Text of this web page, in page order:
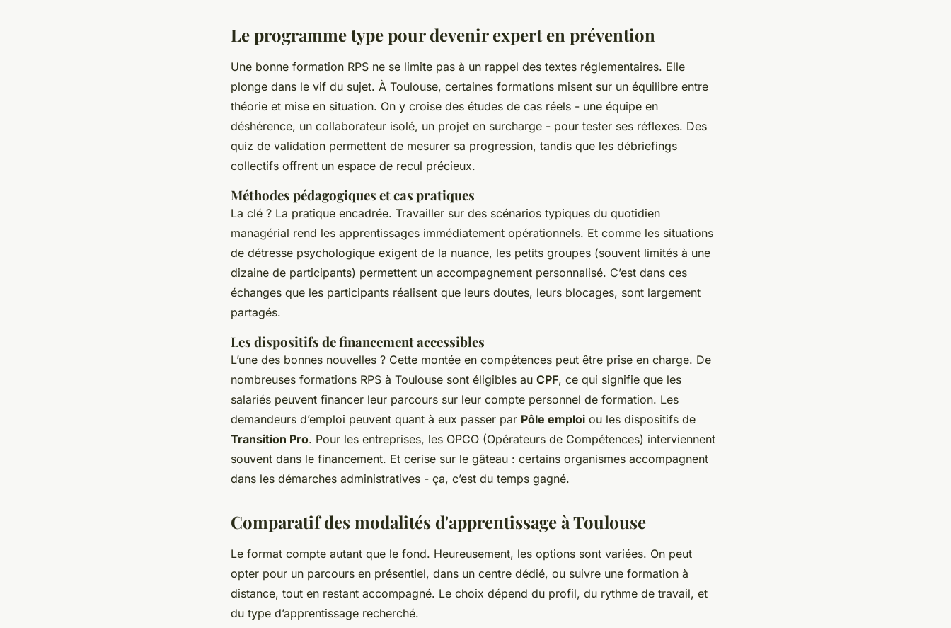
Le programme type pour devenir expert en prévention
Une bonne formation RPS ne se limite pas à un rappel des textes réglementaires. Elle
plonge dans le vif du sujet. À Toulouse, certaines formations misent sur un équilibre entre
théorie et mise en situation. On y croise des études de cas réels - une équipe en
déshérence, un collaborateur isolé, un projet en surcharge - pour tester ses réflexes. Des
quiz de validation permettent de mesurer sa progression, tandis que les débriefings
collectifs offrent un espace de recul précieux.
Méthodes pédagogiques et cas pratiques
La clé ? La pratique encadrée. Travailler sur des scénarios typiques du quotidien
managérial rend les apprentissages immédiatement opérationnels. Et comme les situations
de détresse psychologique exigent de la nuance, les petits groupes (souvent limités à une
dizaine de participants) permettent un accompagnement personnalisé. C’est dans ces
échanges que les participants réalisent que leurs doutes, leurs blocages, sont largement
partagés.
Les dispositifs de financement accessibles
L’une des bonnes nouvelles ? Cette montée en compétences peut être prise en charge. De
nombreuses formations RPS à Toulouse sont éligibles au CPF, ce qui signifie que les
salariés peuvent financer leur parcours sur leur compte personnel de formation. Les
demandeurs d’emploi peuvent quant à eux passer par Pôle emploi ou les dispositifs de
Transition Pro. Pour les entreprises, les OPCO (Opérateurs de Compétences) interviennent
souvent dans le financement. Et cerise sur le gâteau : certains organismes accompagnent
dans les démarches administratives - ça, c’est du temps gagné.
Comparatif des modalités d'apprentissage à Toulouse
Le format compte autant que le fond. Heureusement, les options sont variées. On peut
opter pour un parcours en présentiel, dans un centre dédié, ou suivre une formation à
distance, tout en restant accompagné. Le choix dépend du profil, du rythme de travail, et
du type d’apprentissage recherché.